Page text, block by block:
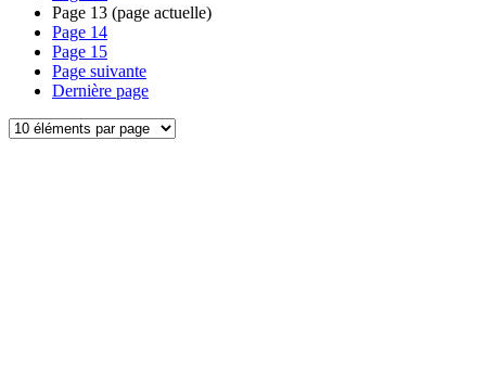
Page 13 (page actuelle)
Page 14
Page 15
Page suivante
Dernière page